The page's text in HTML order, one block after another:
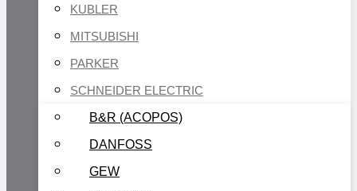
KUBLER
MITSUBISHI
PARKER
SCHNEIDER ELECTRIC
B&R (ACOPOS)
DANFOSS
GEW